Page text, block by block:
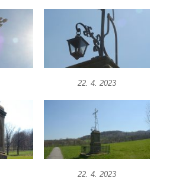
22. 4. 2023
22. 4. 2023